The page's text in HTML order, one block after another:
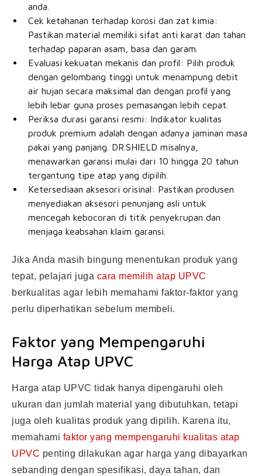
anda.
Cek ketahanan terhadap korosi dan zat kimia:
Pastikan material memiliki sifat anti karat dan tahan
terhadap paparan asam, basa dan garam.
Evaluasi kekuatan mekanis dan profil: Pilih produk
dengan gelombang tinggi untuk menampung debit
air hujan secara maksimal dan dengan profil yang
lebih lebar guna proses pemasangan lebih cepat.
Periksa durasi garansi resmi: Indikator kualitas
produk premium adalah dengan adanya jaminan masa
pakai yang panjang. DR.SHIELD misalnya,
menawarkan garansi mulai dari 10 hingga 20 tahun
tergantung tipe atap yang dipilih.
Ketersediaan aksesori orisinal: Pastikan produsen
menyediakan aksesori penunjang asli untuk
mencegah kebocoran di titik penyekrupan dan
menjaga keabsahan klaim garansi.
Jika Anda masih bingung menentukan produk yang
tepat, pelajari juga cara memilih atap UPVC
berkualitas agar lebih memahami faktor-faktor yang
perlu diperhatikan sebelum membeli.
Faktor yang Mempengaruhi
Harga Atap UPVC
Harga atap UPVC tidak hanya dipengaruhi oleh
ukuran dan jumlah material yang dibutuhkan, tetapi
juga oleh kualitas produk yang dipilih. Karena itu,
memahami faktor yang mempengaruhi kualitas atap
UPVC penting dilakukan agar harga yang dibayarkan
sebanding dengan spesifikasi, daya tahan, dan